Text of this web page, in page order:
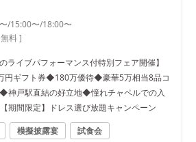
/15:00〜/18:00〜
料 ]
のライブパフォーマンス付特別フェア開催】
円ギフト券◆180万優待◆豪華5万相当8品コ
神戸駅直結の好立地◆憧れチャペルでの入
期間限定】ドレス選び放題キャンペーン
模擬披露宴 試食会